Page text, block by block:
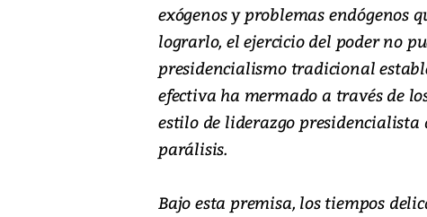
exógenos y problemas endógenos
lograrlo, el ejercicio del poder no
presidencialismo tradicional
efectiva ha mermado a través de
estilo de liderazgo
parálisis.
Bajo esta premisa, los tiempos